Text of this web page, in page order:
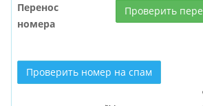
Перенос
номера
Проверить
Проверить номер на спам